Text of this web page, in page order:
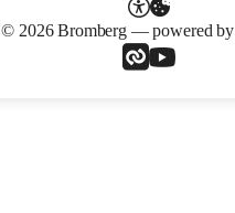
© 2026 Bromberg — powered by